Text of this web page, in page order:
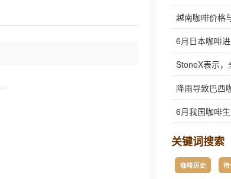
越南咖啡价格
6月日本咖啡
6月我国咖啡
关键词搜索
咖啡历史